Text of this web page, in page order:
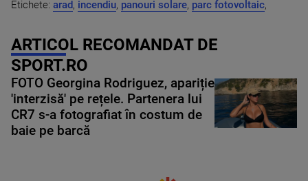
Etichete: arad, incendiu, panouri solare, parc fotovoltaic,
ARTICOL RECOMANDAT DE
SPORT.RO
FOTO Georgina Rodriguez, apariție
'interzisă' pe rețele. Partenera lui
CR7 s-a fotografiat în costum de
baie pe barcă